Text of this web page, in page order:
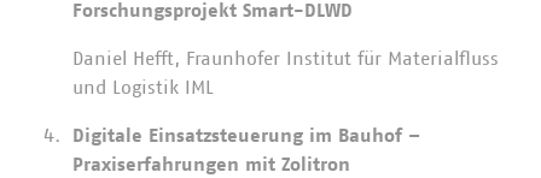
Forschungsprojekt Smart-DLWD
Daniel Hefft, Fraunhofer Institut für Materialfluss
und Logistik IML
Digitale Einsatzsteuerung im Bauhof –
Praxiserfahrungen mit Zolitron